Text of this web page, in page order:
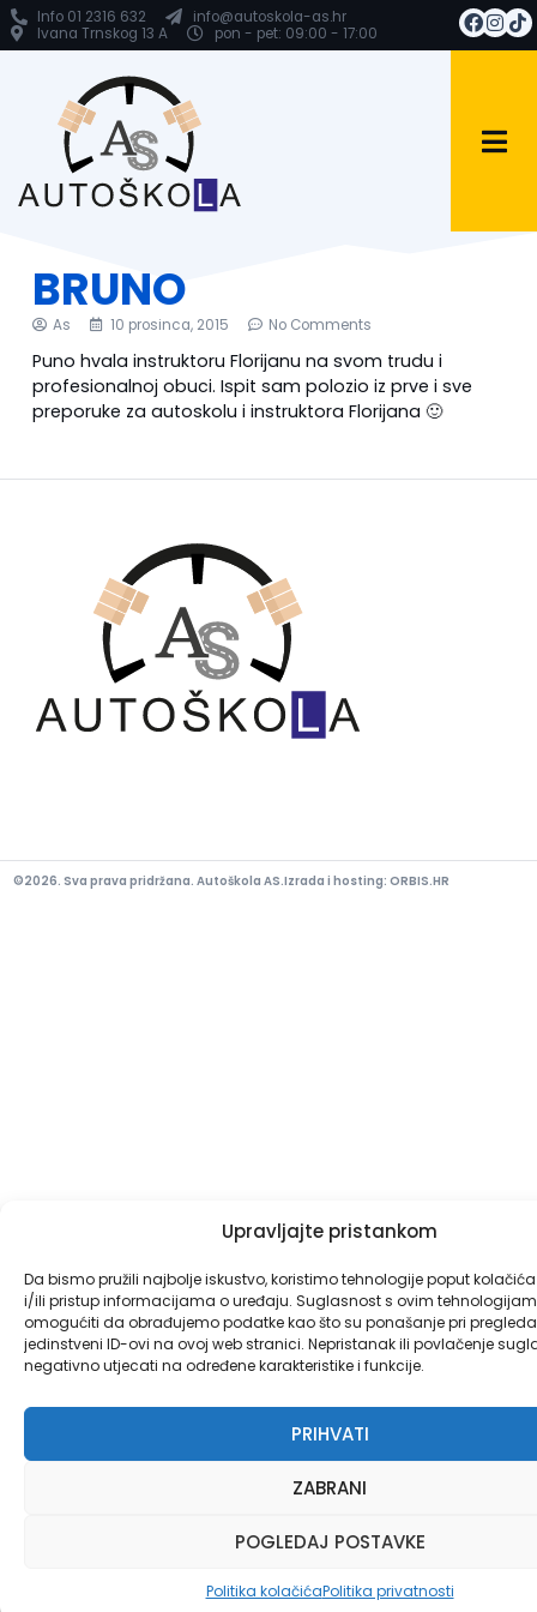
Upravljajte pristankom
Da bismo pružili najbolje iskustvo, koristimo tehnologije poput
i/ili pristup informacijama o uređaju. Suglasnost s ovim
omogućiti da obrađujemo podatke kao što su ponašanje pri
jedinstveni ID-ovi na ovoj web stranici. Nepristanak ili povlačenje
negativno utjecati na određene karakteristike i funkcije.
PRIHVATI
ZABRANI
POGLEDAJ POSTAVKE
Politika kolačićaPolitika privatnosti
Info 01 2316 632
info@autoskola-as.hr
Ivana Trnskog 13 A
pon - pet: 09:00 - 17:00
BRUNO
As 10 prosinca, 2015 No Comments
Puno hvala instruktoru Florijanu na svom trudu i
profesionalnoj obuci. Ispit sam polozio iz prve i sve
preporuke za autoskolu i instruktora Florijana 🙂
©2026. Sva prava pridržana. Autoškola AS.Izrada i hosting: ORBIS.HR